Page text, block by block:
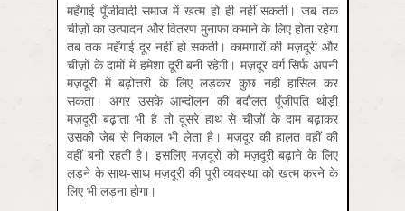
महँगाई पूँजीवादी समाज में खत्म हो ही नहीं सकती। जब तक
चीज़ों का उत्पादन और वितरण मुनाफा कमाने के लिए होता रहेगा
तब तक महँगाई दूर नहीं हो सकती। कामगारों की मज़दूरी और
चीज़ों के दामों में हमेशा दूरी बनी रहेगी। मज़दूर वर्ग सिर्फ अपनी
मज़दूरी में बढ़ोत्तरी के लिए लड़कर कुछ नहीं हासिल कर
सकता। अगर उसके आन्दोलन की बदौलत पूँजीपति थोड़ी
मज़दूरी बढ़ाता भी है तो दूसरे हाथ से चीज़ों के दाम बढ़ाकर
उसकी जेब से निकाल भी लेता है। मज़दूर की हालत वहीं की
वहीं बनी रहती है। इसलिए मज़दूरों को मज़दूरी बढ़ाने के लिए
लड़ने के साथ-साथ मज़दूरी की पूरी व्यवस्था को खत्म करने के
लिए भी लड़ना होगा।